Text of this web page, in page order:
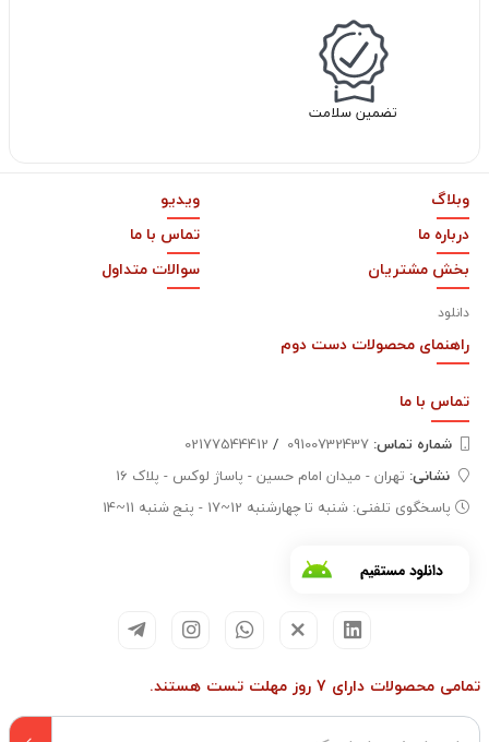
تضمین سلامت
وبلاگ
ویدیو
درباره ما
تماس با ما
بخش مشتریان
دانلود
سوالات متداول
راهنمای محصولات دست دوم
تماس با ما
شماره تماس‌: /
02177544412
نشانی: تهران - میدان امام حسین - پاساژ لوکس - پلاک 16
پاسخگوی تلفنی: شنبه تا چهارشنبه 12~17 - پنج شنبه 11~14
تمامی محصولات دارای 7 روز مهلت تست هستند.